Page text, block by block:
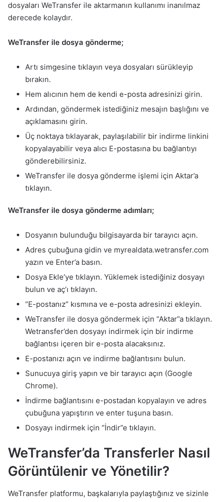
dosyaları WeTransfer ile aktarmanın kullanımı inanılmaz
derecede kolaydır.
WeTransfer ile dosya gönderme;
Artı simgesine tıklayın veya dosyaları sürükleyip
bırakın.
Hem alıcının hem de kendi e-posta adresinizi girin.
Ardından, göndermek istediğiniz mesajın başlığını ve
açıklamasını girin.
Üç noktaya tıklayarak, paylaşılabilir bir indirme linkini
kopyalayabilir veya alıcı E-postasına bu bağlantıyı
gönderebilirsiniz.
WeTransfer ile dosya gönderme işlemi için Aktar’a
tıklayın.
WeTransfer ile dosya gönderme adımları;
Dosyanın bulunduğu bilgisayarda bir tarayıcı açın.
Adres çubuğuna gidin ve myrealdata.wetransfer.com
yazın ve Enter’a basın.
Dosya Ekle’ye tıklayın. Yüklemek istediğiniz dosyayı
bulun ve aç’ı tıklayın.
“E-postanız” kısmına ve e-posta adresinizi ekleyin.
WeTransfer ile dosya göndermek için “Aktar”a tıklayın.
Wetransfer’den dosyayı indirmek için bir indirme
bağlantısı içeren bir e-posta alacaksınız.
E-postanızı açın ve indirme bağlantısını bulun.
Sunucuya giriş yapın ve bir tarayıcı açın (Google
Chrome).
İndirme bağlantısını e-postadan kopyalayın ve adres
çubuğuna yapıştırın ve enter tuşuna basın.
Dosyayı indirmek için “İndir”e tıklayın.
WeTransfer’da Transferler Nasıl
Görüntülenir ve Yönetilir?
WeTransfer platformu, başkalarıyla paylaştığınız ve sizinle